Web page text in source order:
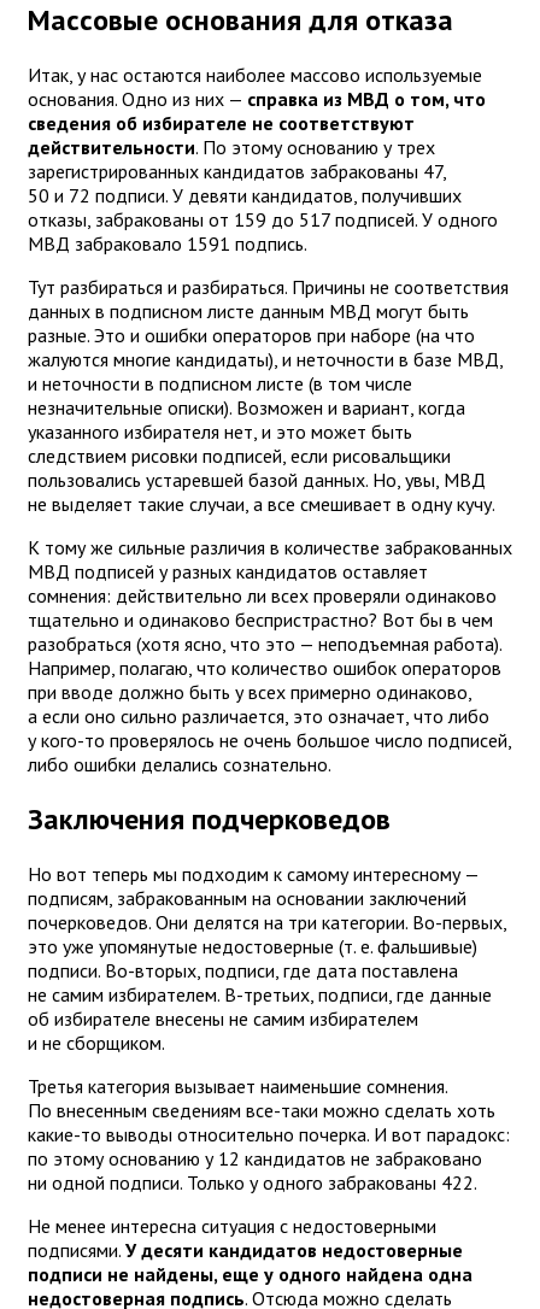
Массовые основания для отказа
Итак, у нас остаются наиболее массово используемые
основания. Одно из них — справка из МВД о том, что
сведения об избирателе не соответствуют
действительности. По этому основанию у трех
зарегистрированных кандидатов забракованы 47,
50 и 72 подписи. У девяти кандидатов, получивших
отказы, забракованы от 159 до 517 подписей. У одного
МВД забраковало 1591 подпись.
Тут разбираться и разбираться. Причины не соответствия
данных в подписном листе данным МВД могут быть
разные. Это и ошибки операторов при наборе (на что
жалуются многие кандидаты), и неточности в базе МВД,
и неточности в подписном листе (в том числе
незначительные описки). Возможен и вариант, когда
указанного избирателя нет, и это может быть
следствием рисовки подписей, если рисовальщики
пользовались устаревшей базой данных. Но, увы, МВД
не выделяет такие случаи, а все смешивает в одну кучу.
К тому же сильные различия в количестве забракованных
МВД подписей у разных кандидатов оставляет
сомнения: действительно ли всех проверяли одинаково
тщательно и одинаково беспристрастно? Вот бы в чем
разобраться (хотя ясно, что это — неподъемная работа).
Например, полагаю, что количество ошибок операторов
при вводе должно быть у всех примерно одинаково,
а если оно сильно различается, это означает, что либо
у кого-то проверялось не очень большое число подписей,
либо ошибки делались сознательно.
Заключения подчерковедов
Но вот теперь мы подходим к самому интересному —
подписям, забракованным на основании заключений
почерковедов. Они делятся на три категории. Во-первых,
это уже упомянутые недостоверные (т. е. фальшивые)
подписи. Во-вторых, подписи, где дата поставлена
не самим избирателем. В-третьих, подписи, где данные
об избирателе внесены не самим избирателем
и не сборщиком.
Третья категория вызывает наименьшие сомнения.
По внесенным сведениям все-таки можно сделать хоть
какие-то выводы относительно почерка. И вот парадокс:
по этому основанию у 12 кандидатов не забраковано
ни одной подписи. Только у одного забракованы 422.
Не менее интересна ситуация с недостоверными
подписями. У десяти кандидатов недостоверные
подписи не найдены, еще у одного найдена одна
недостоверная подпись. Отсюда можно сделать